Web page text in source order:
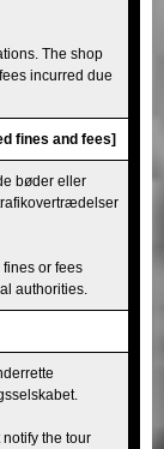
The shop
incurred due
fines and fees]
bøder eller
or fees
authorities.
the tour